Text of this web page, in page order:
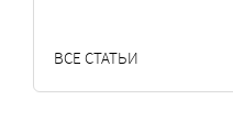
ВСЕ СТАТЬИ